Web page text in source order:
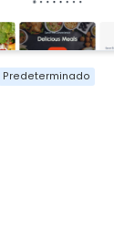
Predeterminado